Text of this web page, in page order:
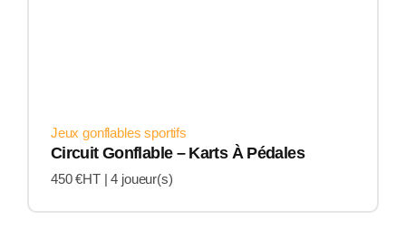
Jeux gonflables sportifs
Circuit Gonflable – Karts À Pédales
450 €HT | 4 joueur(s)